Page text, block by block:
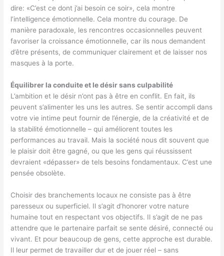
dire: «C’est ce dont j’ai besoin ce soir», cela montre
l’intelligence émotionnelle. Cela montre du courage. De
manière paradoxale, les rencontres occasionnelles peuvent
favoriser la croissance émotionnelle, car ils nous demandent
d’être présents, de communiquer clairement et de laisser nos
masques à la porte.
Équilibrer la conduite et le désir sans culpabilité
L’ambition et le désir n’ont pas à être en conflit. En fait, ils
peuvent s’alimenter les uns les autres. Se sentir accompli dans
votre vie intime peut fournir de l’énergie, de la créativité et de
la stabilité émotionnelle – qui améliorent toutes les
performances au travail. Mais la société nous dit souvent que
le plaisir doit être gagné, ou que les gens qui réussissent
devraient «dépasser» de tels besoins fondamentaux. C’est une
pensée obsolète.
Choisir des branchements locaux ne consiste pas à être
paresseux ou superficiel. Il s’agit d’honorer votre nature
humaine tout en respectant vos objectifs. Il s’agit de ne pas
attendre que le partenaire parfait se sente désiré, connecté ou
vivant. Et pour beaucoup de gens, cette approche est durable.
Il leur permet de travailler dur et de jouer réel – sans